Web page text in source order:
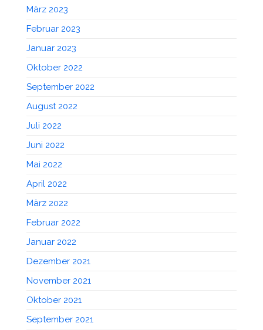
März 2023
Februar 2023
Januar 2023
Oktober 2022
September 2022
August 2022
Juli 2022
Juni 2022
Mai 2022
April 2022
März 2022
Februar 2022
Januar 2022
Dezember 2021
November 2021
Oktober 2021
September 2021